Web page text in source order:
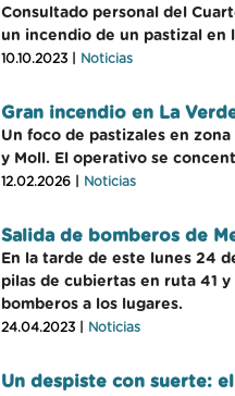
Consultado personal del
un incendio de un pastizal en
10.10.2023 | Noticias
Gran incendio en La
Un foco de pastizales en
y Moll. El operativo se
12.02.2026 | Noticias
Salida de bomberos de
En la tarde de este lunes 24
pilas de cubiertas en ruta 41
bomberos a los lugares.
24.04.2023 | Noticias
Un despiste con suerte: